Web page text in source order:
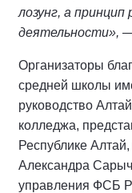
лозунг, а
деятельности», —
Организаторы
средней школы
руководство
колледжа,
Республике
Александра
управления ФСБ